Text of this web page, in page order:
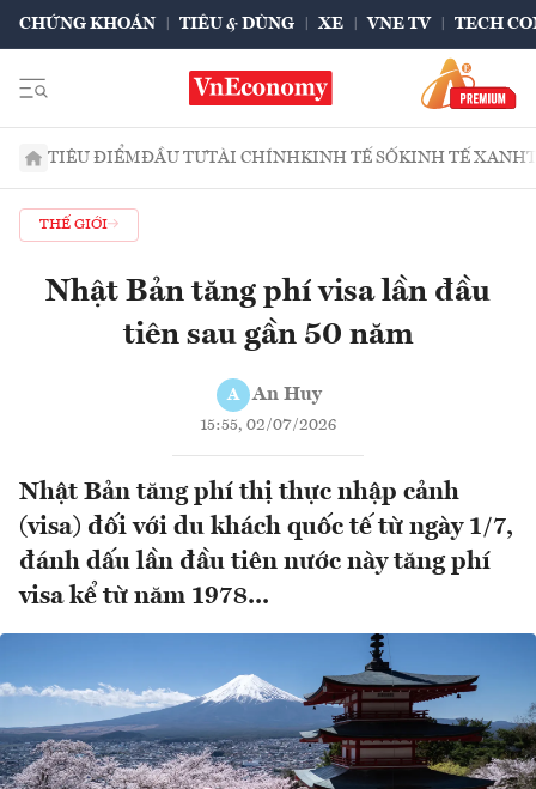
CHỨNG KHOÁN TIÊU & DÙNG XE VNE TV TECH
TIÊU ĐIỂMĐẦU TƯTÀI CHÍNHKINH TẾ SỐKINH TẾ XANH
THẾ GIỚI
Nhật Bản tăng phí visa lần đầu
tiên sau gần 50 năm
A An Huy
15:55, 02/07/2026
Nhật Bản tăng phí thị thực nhập cảnh
(visa) đối với du khách quốc tế từ ngày 1/7,
đánh dấu lần đầu tiên nước này tăng phí
visa kể từ năm 1978...